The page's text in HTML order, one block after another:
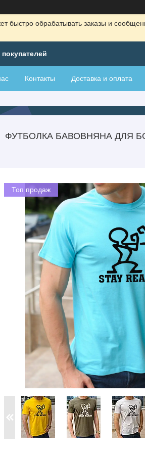
быстро обрабатывать заказы и
Контакты Доставка и оплата
ФУТБОЛКА БАВОВНЯНА ДЛЯ
Топ продаж